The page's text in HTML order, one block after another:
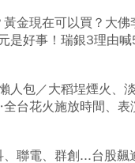
金現在可以買？大佛
是好事！瑞銀3理由
人包／大稻埕煙火、淡
台花火施放時間、表
、聯電、群創...台股